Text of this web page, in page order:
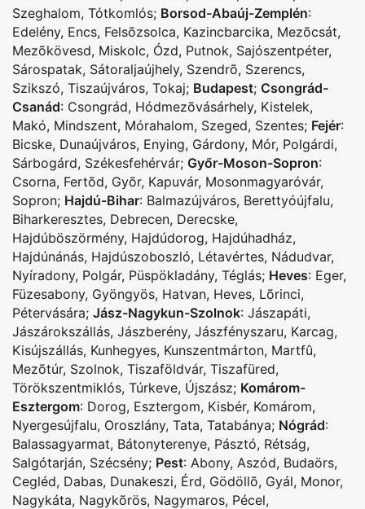
Szeghalom, Tótkomlós; Borsod-Abaúj-Zemplén:
Edelény, Encs, Felsõzsolca, Kazincbarcika, Mezõcsát,
Mezõkövesd, Miskolc, Ózd, Putnok, Sajószentpéter,
Sárospatak, Sátoraljaújhely, Szendrõ, Szerencs,
Szikszó, Tiszaújváros, Tokaj; Budapest; Csongrád-
Csanád: Csongrád, Hódmezõvásárhely, Kistelek,
Makó, Mindszent, Mórahalom, Szeged, Szentes; Fejér:
Bicske, Dunaújváros, Enying, Gárdony, Mór, Polgárdi,
Sárbogárd, Székesfehérvár; Győr-Moson-Sopron:
Csorna, Fertõd, Gyõr, Kapuvár, Mosonmagyaróvár,
Sopron; Hajdú-Bihar: Balmazújváros, Berettyóújfalu,
Biharkeresztes, Debrecen, Derecske,
Hajdúböszörmény, Hajdúdorog, Hajdúhadház,
Hajdúnánás, Hajdúszoboszló, Létavértes, Nádudvar,
Nyíradony, Polgár, Püspökladány, Téglás; Heves: Eger,
Füzesabony, Gyöngyös, Hatvan, Heves, Lõrinci,
Pétervására; Jász-Nagykun-Szolnok: Jászapáti,
Jászárokszállás, Jászberény, Jászfényszaru, Karcag,
Kisújszállás, Kunhegyes, Kunszentmárton, Martfû,
Mezõtúr, Szolnok, Tiszaföldvár, Tiszafüred,
Törökszentmiklós, Túrkeve, Újszász; Komárom-
Esztergom: Dorog, Esztergom, Kisbér, Komárom,
Nyergesújfalu, Oroszlány, Tata, Tatabánya; Nógrád:
Balassagyarmat, Bátonyterenye, Pásztó, Rétság,
Salgótarján, Szécsény; Pest: Abony, Aszód, Budaörs,
Cegléd, Dabas, Dunakeszi, Érd, Gödöllõ, Gyál, Monor,
Nagykáta, Nagykõrös, Nagymaros, Pécel,